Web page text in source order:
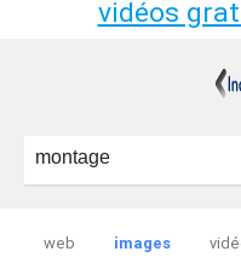
vidéos
web images